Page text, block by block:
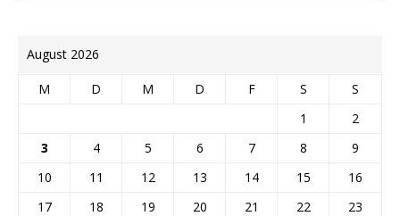
August 2026
M D M D F S
S
1
2
3
4 5 6 7 8
9
10
11 12 13 14 15
16
17
18 19 20 21 22
23